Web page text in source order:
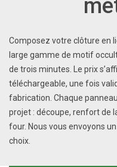
Composez votre clôture en
large gamme de motif
de trois minutes. Le prix
téléchargeable, une fois
fabrication. Chaque
projet : découpe, renfort de
four. Nous vous envoyons
choix.